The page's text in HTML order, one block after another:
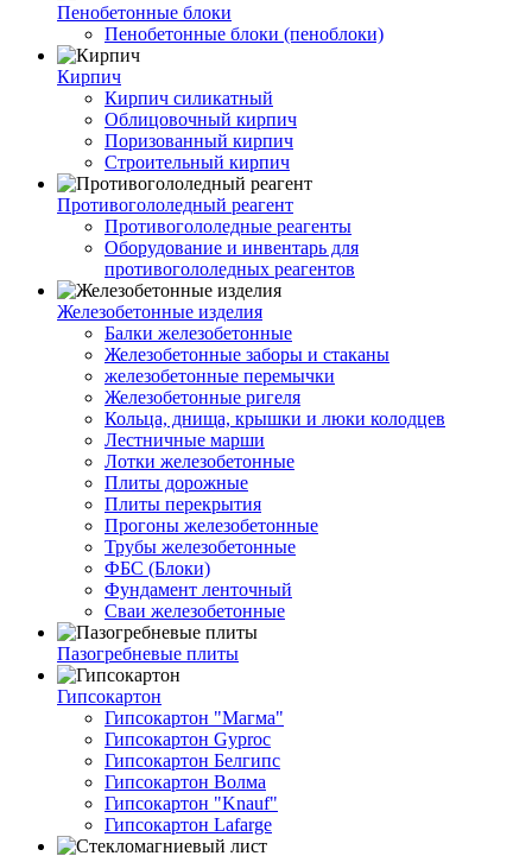
Пенобетонные блоки
Пенобетонные блоки (пеноблоки)
Кирпич
Кирпич силикатный
Облицовочный кирпич
Поризованный кирпич
Строительный кирпич
Противогололедный реагент
Противогололедные реагенты
Оборудование и инвентарь для
противогололедных реагентов
Железобетонные изделия
Балки железобетонные
Железобетонные заборы и стаканы
железобетонные перемычки
Железобетонные ригеля
Кольца, днища, крышки и люки колодцев
Лестничные марши
Лотки железобетонные
Плиты дорожные
Плиты перекрытия
Прогоны железобетонные
Трубы железобетонные
ФБС (Блоки)
Фундамент ленточный
Сваи железобетонные
Пазогребневые плиты
Гипсокартон
Гипсокартон "Магма"
Гипсокартон Gyproc
Гипсокартон Белгипс
Гипсокартон Волма
Гипсокартон "Knauf"
Гипсокартон Lafarge